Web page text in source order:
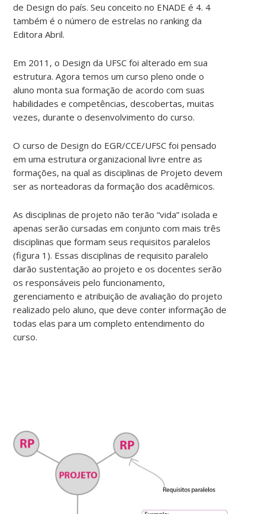
de Design do país. Seu conceito no ENADE é 4. 4
também é o número de estrelas no ranking da
Editora Abril.
Em 2011, o Design da UFSC foi alterado em sua
estrutura. Agora temos um curso pleno onde o
aluno monta sua formação de acordo com suas
habilidades e competências, descobertas, muitas
vezes, durante o desenvolvimento do curso.
O curso de Design do EGR/CCE/UFSC foi pensado
em uma estrutura organizacional livre entre as
formações, na qual as disciplinas de Projeto devem
ser as norteadoras da formação dos acadêmicos.
As disciplinas de projeto não terão “vida” isolada e
apenas serão cursadas em conjunto com mais três
disciplinas que formam seus requisitos paralelos
(figura 1). Essas disciplinas de requisito paralelo
darão sustentação ao projeto e os docentes serão
os responsáveis pelo funcionamento,
gerenciamento e atribuição de avaliação do projeto
realizado pelo aluno, que deve conter informação de
todas elas para um completo entendimento do
curso.